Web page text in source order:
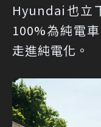
Hyundai也立
100%為純電
走進純電化。